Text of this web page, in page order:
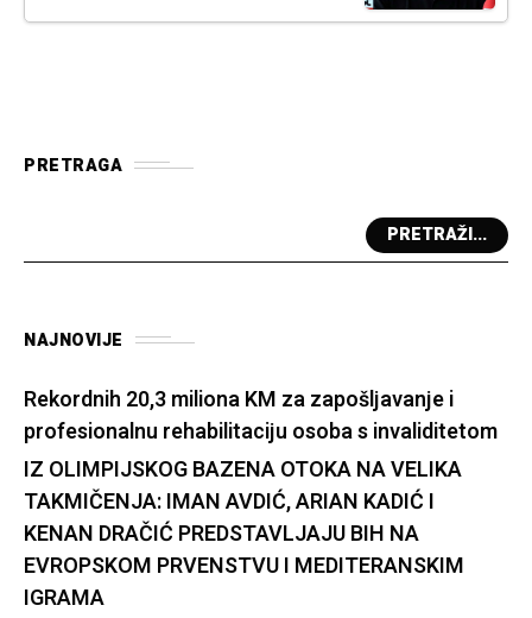
PRETRAGA
PRETRAŽI...
NAJNOVIJE
Rekordnih 20,3 miliona KM za zapošljavanje i
profesionalnu rehabilitaciju osoba s invaliditetom
IZ OLIMPIJSKOG BAZENA OTOKA NA VELIKA
TAKMIČENJA: IMAN AVDIĆ, ARIAN KADIĆ I
KENAN DRAČIĆ PREDSTAVLJAJU BIH NA
EVROPSKOM PRVENSTVU I MEDITERANSKIM
IGRAMA